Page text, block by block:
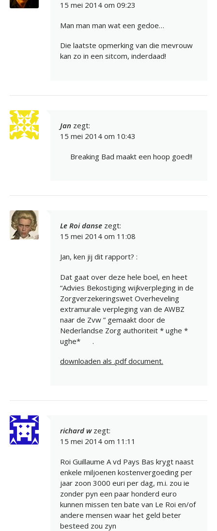
15 mei 2014 om 09:23
Man man man wat een gedoe…
Die laatste opmerking van die mevrouw
kan zo in een sitcom, inderdaad!
Jan zegt:
15 mei 2014 om 10:43
Breaking Bad maakt een hoop goed!!
Le Roi danse zegt:
15 mei 2014 om 11:08
Jan, ken jij dit rapport? :
Dat gaat over deze hele boel, en heet
“Advies Bekostiging wijkverpleging in de
Zorgverzekeringswet Overheveling
extramurale verpleging van de AWBZ
naar de Zvw ” gemaakt door de
Nederlandse Zorg authoriteit * ughe *
ughe*
.
downloaden als .pdf document.
richard w zegt:
15 mei 2014 om 11:11
Roi Guillaume A vd Pays Bas krygt naast
enkele miljoenen kostenvergoeding per
jaar zoon 3000 euri per dag, m.i. zou ie
zonder pyn een paar honderd euro
kunnen missen ten bate van Le Roi en/of
andere mensen waar het geld beter
besteed zou zyn